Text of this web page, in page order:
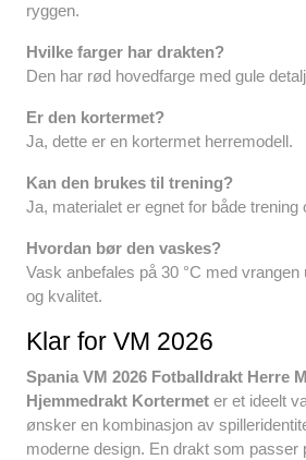
ryggen.
Hvilke farger har drakten?
Den har rød hovedfarge med gule
Er den kortermet?
Ja, dette er en kortermet herremodell.
Kan den brukes til trening?
Ja, materialet er egnet for både trening
Hvordan bør den vaskes?
Vask anbefales på 30 °C med
og kvalitet.
Klar for VM 2026
Spania VM 2026 Fotballdrakt Herre
Hjemmedrakt Kortermet er et ideelt
ønsker en kombinasjon av
moderne design. En drakt som passer